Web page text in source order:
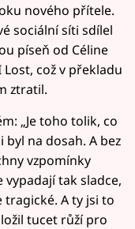
nového přítele.
sociální síti sdílel
píseň od Céline
Lost, což v překladu
ztratil.
„Je toho tolik, co
byl na dosah. A bez
vzpomínky
tak sladce,
tragické. A ty jsi to
tucet růží pro